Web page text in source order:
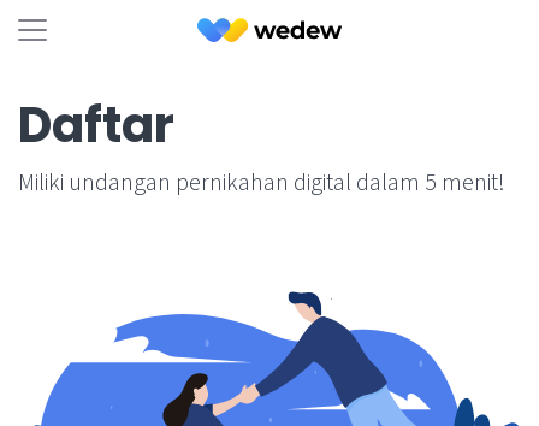
Daftar
Miliki undangan pernikahan digital dalam 5 menit!